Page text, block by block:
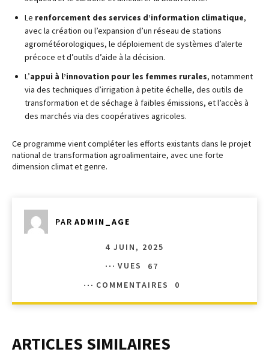
Le renforcement des services d’information climatique,
avec la création ou l’expansion d’un réseau de stations
agrométéorologiques, le déploiement de systèmes d’alerte
précoce et d’outils d’aide à la décision.
L’appui à l’innovation pour les femmes rurales, notamment
via des techniques d’irrigation à petite échelle, des outils de
transformation et de séchage à faibles émissions, et l’accès à
des marchés via des coopératives agricoles.
Ce programme vient compléter les efforts existants dans le projet
national de transformation agroalimentaire, avec une forte
dimension climat et genre.
PAR ADMIN_AGE
4 JUIN, 2025
VUES
67
COMMENTAIRES
0
ARTICLES SIMILAIRES